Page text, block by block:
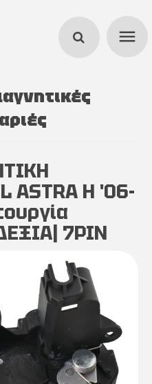
menu
ASTRA H '06-
7PIN